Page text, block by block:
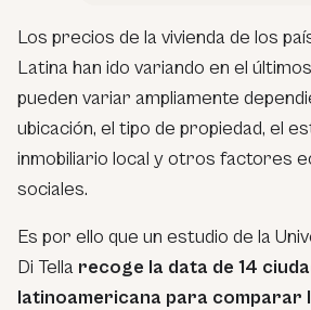
Los precios de la vivienda de los
Latina han ido variando en el
pueden variar ampliamente
ubicación, el tipo de propiedad, el
inmobiliario local y otros factores
sociales.
Es por ello que un estudio de la
Di Tella recoge la data de 14
latinoamericana para comparar